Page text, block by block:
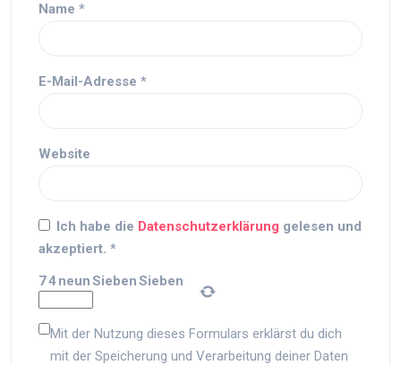
Name *
E-Mail-Adresse *
Website
Ich habe die Datenschutzerklärung gelesen und
akzeptiert. *
74neunSiebenSieben
Mit der Nutzung dieses Formulars erklärst du dich
mit der Speicherung und Verarbeitung deiner Daten